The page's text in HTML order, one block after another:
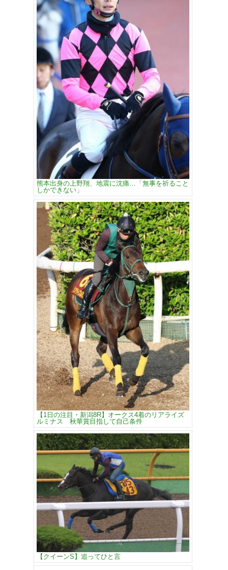
熊本出身の上野翔、地震に沈痛…「無事を祈ること
しかできない」
【1日の注目・新潟8R】オークス4着のリアライズ
ルミナス 秋華賞目指して自己条件
【クイーンS】追ってひと言